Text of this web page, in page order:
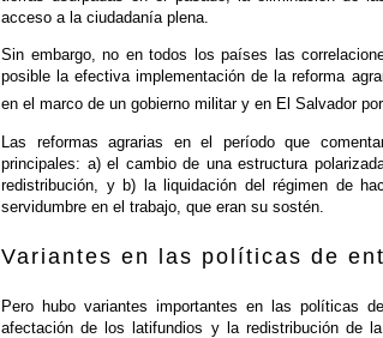
acceso a la ciudadanía plena.
Sin embargo, no en todos los países las
posible la efectiva implementación de la reforma
en el marco de un gobierno militar y en El Salvador
Las reformas agrarias en el período que
principales: a) el cambio de una estructura
redistribución, y b) la liquidación del régimen de
servidumbre en el trabajo, que eran su sostén.
Variantes en las políticas de
Pero hubo variantes importantes en las políticas
afectación de los latifundios y la redistribución de